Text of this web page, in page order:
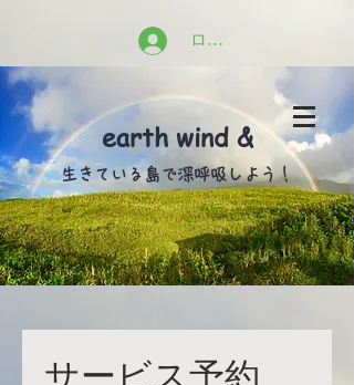
ログイン
earth wind &
​生きている島で深呼吸しよう！